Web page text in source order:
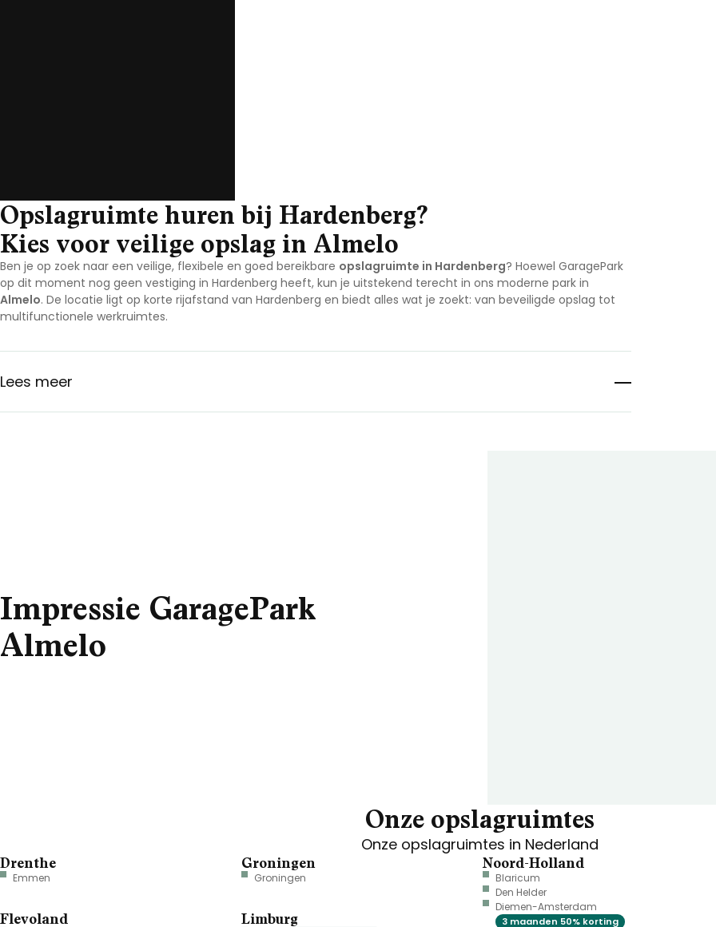
Opslagruimte huren bij Hardenberg?
Kies voor veilige opslag in Almelo
Ben je op zoek naar een veilige, flexibele en goed bereikbare opslagruimte in Hardenberg? Hoewel GaragePark
op dit moment nog geen vestiging in Hardenberg heeft, kun je uitstekend terecht in ons moderne park in
Almelo. De locatie ligt op korte rijafstand van Hardenberg en biedt alles wat je zoekt: van beveiligde opslag tot
multifunctionele werkruimtes.
Lees meer
Impressie GaragePark
Almelo
Onze opslagruimtes
Onze opslagruimtes in Nederland
Drenthe
Emmen
Flevoland
Groningen
Groningen
Limburg
Noord-Holland
Blaricum
Den Helder
Diemen-Amsterdam
3 maanden 50% korting